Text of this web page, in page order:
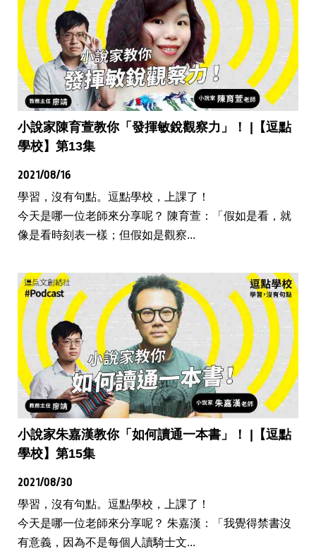
小說家陳育萱教你「發揮敏銳觀察力」！ |【逗點
學校】第13集
2021/08/16
學習，沒有句點。逗點學校，上課了！
今天是哪一位老師來分享呢？ 陳育萱：「假如是看，就
像是看時刻表一樣；但假如是觀察...
小說家朱嘉漢教你「如何讀通一本書」！ |【逗點
學校】第15集
2021/08/30
學習，沒有句點。逗點學校，上課了！
今天是哪一位老師來分享呢？ 朱嘉漢：「我覺得禁書沒
有意義，因為不是每個人讀騎士文...